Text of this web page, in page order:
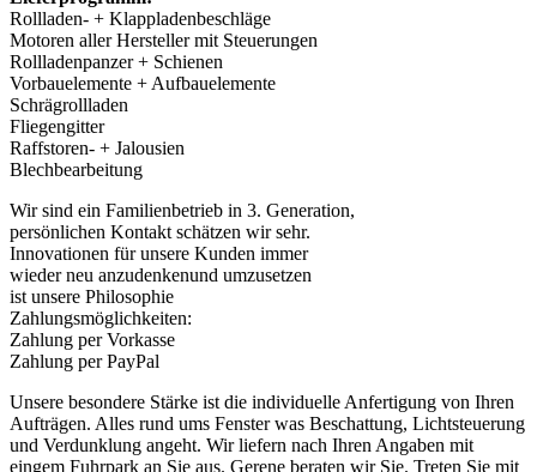
Rollladen- + Klappladenbeschläge
Motoren aller Hersteller mit Steuerungen
Rollladenpanzer + Schienen
Vorbauelemente + Aufbauelemente
Schrägrollladen
Fliegengitter
Raffstoren- + Jalousien
Blechbearbeitung
Wir sind ein Familienbetrieb in 3. Generation,
persönlichen Kontakt schätzen wir sehr.
Innovationen für unsere Kunden immer
wieder neu anzudenkenund umzusetzen
ist unsere Philosophie
Zahlungsmöglichkeiten:
Zahlung per Vorkasse
Zahlung per PayPal
Unsere besondere Stärke ist die individuelle Anfertigung von Ihren
Aufträgen. Alles rund ums Fenster was Beschattung, Lichtsteuerung
und Verdunklung angeht. Wir liefern nach Ihren Angaben mit
eingem Fuhrpark an Sie aus. Gerene beraten wir Sie. Treten Sie mit